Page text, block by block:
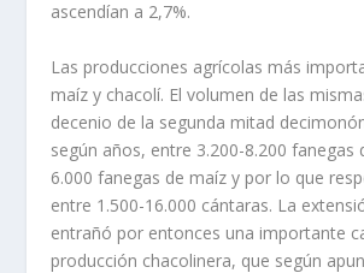
ascendían a 2,7%.
Las producciones agrícolas más
maíz y chacolí. El volumen de las
decenio de la segunda mitad
según años, entre 3.200-8.200 fanegas
6.000 fanegas de maíz y por lo que
entre 1.500-16.000 cántaras. La
entrañó por entonces una importante
producción chacolinera, que según